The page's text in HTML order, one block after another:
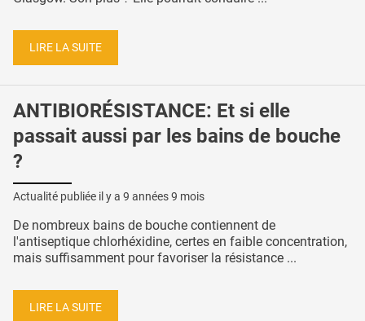
LIRE LA SUITE
ANTIBIORÉSISTANCE: Et si elle
passait aussi par les bains de bouche
?
Actualité publiée il y a 9 années 9 mois
De nombreux bains de bouche contiennent de
l'antiseptique chlorhéxidine, certes en faible concentration,
mais suffisamment pour favoriser la résistance ...
LIRE LA SUITE